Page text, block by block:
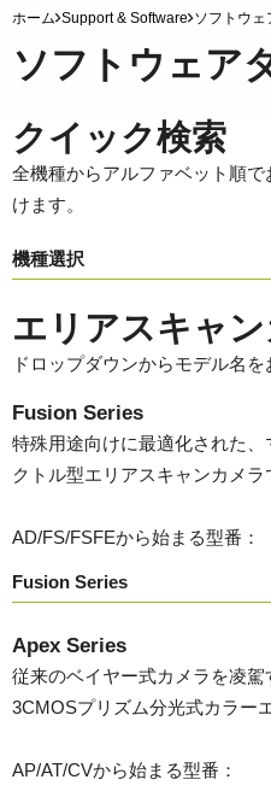
ホーム Support & Software ソフトウェ
ソフトウェア
クイック検索
全機種からアルファベット順
けます。
機種選択
エリアスキャ
ドロップダウンからモデル名
Fusion Series
特殊用途向けに最適化された
クトル型エリアスキャンカメラ
AD/FS/FSFEから始まる型番：
Fusion Series
Apex Series
従来のベイヤー式カメラを凌
3CMOSプリズム分光式カラー
AP/AT/CVから始まる型番：